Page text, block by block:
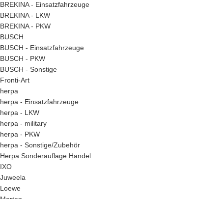
BREKINA - Einsatzfahrzeuge
BREKINA - LKW
BREKINA - PKW
BUSCH
BUSCH - Einsatzfahrzeuge
BUSCH - PKW
BUSCH - Sonstige
Fronti-Art
herpa
herpa - Einsatzfahrzeuge
herpa - LKW
herpa - military
herpa - PKW
herpa - Sonstige/Zubehör
Herpa Sonderauflage Handel
IXO
Juweela
Loewe